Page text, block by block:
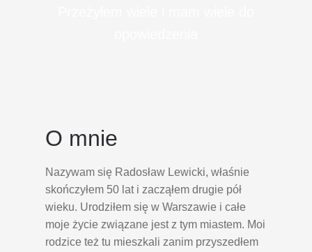
O mnie
Nazywam się Radosław Lewicki, właśnie
skończyłem 50 lat i zacząłem drugie pół
wieku. Urodziłem się w Warszawie i całe
moje życie związane jest z tym miastem. Moi
rodzice też tu mieszkali zanim przyszedłem